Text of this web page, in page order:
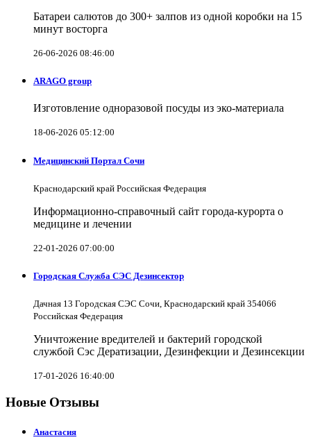
Батареи салютов до 300+ залпов из одной коробки на 15
минут восторга
26-06-2026 08:46:00
ARAGO group
Изготовление одноразовой посуды из эко-материала
18-06-2026 05:12:00
Медицинский Портал Сочи
Краснодарский край Российская Федерация
Информационно-справочный сайт города-курорта о
медицине и лечении
22-01-2026 07:00:00
Городская Служба СЭС Дезинсектор
Дачная 13 Городская СЭС Сочи, Краснодарский край 354066
Российская Федерация
Уничтожение вредителей и бактерий городской
службой Сэс Дератизации, Дезинфекции и Дезинсекции
17-01-2026 16:40:00
Новые Отзывы
Анастасия